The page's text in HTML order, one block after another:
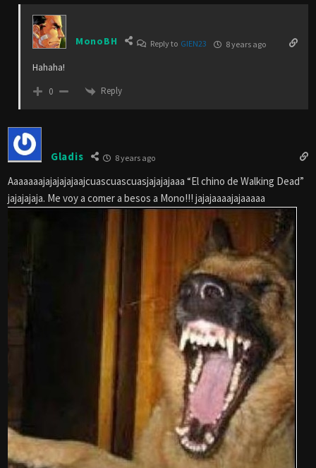
MonoBH Reply to GIEN23 8 years ago
Hahaha!
0 Reply
Gladis 8 years ago
Aaaaaaajajajajajaajcuascuascuasjajajajaaa “El chino de Walking Dead”
jajajajaja. Me voy a comer a besos a Mono!!! jajajaaaajajaaaaa